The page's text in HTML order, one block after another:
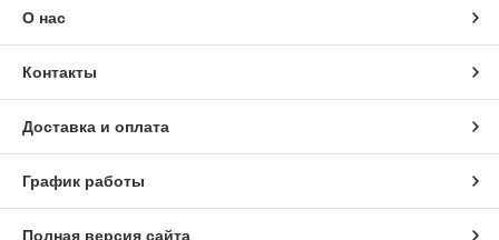
О нас
Контакты
Доставка и оплата
График работы
Полная версия сайта